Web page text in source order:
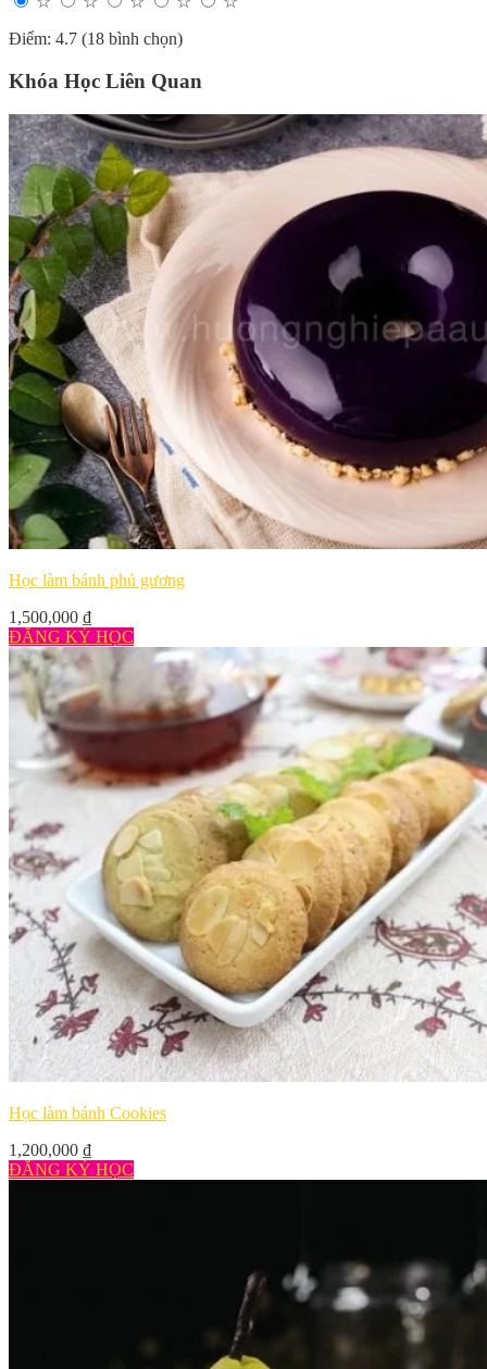
Điểm: 4.7 (18 bình chọn)
Khóa Học Liên Quan
Học làm bánh phủ gương
1,500,000 ₫
ĐĂNG KÝ HỌC
Học làm bánh Cookies
1,200,000 ₫
ĐĂNG KÝ HỌC